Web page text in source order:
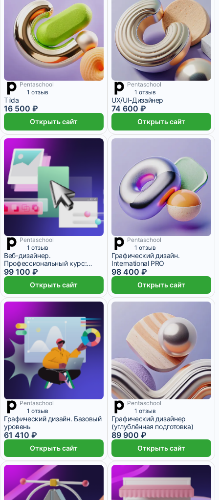
4 125 ₽/мес
Pentaschool
1 отзыв
Tilda
16 500 ₽
Открыть сайт
7 460 ₽/мес
Pentaschool
1 отзыв
UX/UI-Дизайнер
74 600 ₽
Открыть сайт
Pentaschool
1 отзыв
Веб-дизайнер.
Профессиональный курс:
дизайн и анимация
интерфейса
99 100 ₽
Открыть сайт
5 467 ₽/мес
Pentaschool
1 отзыв
Графический дизайн.
International PRO
98 400 ₽
Открыть сайт
Pentaschool
1 отзыв
Графический дизайн. Базовый
уровень
61 410 ₽
Открыть сайт
8 990 ₽/мес
Pentaschool
1 отзыв
Графический дизайнер
(углублённая подготовка)
89 900 ₽
Открыть сайт